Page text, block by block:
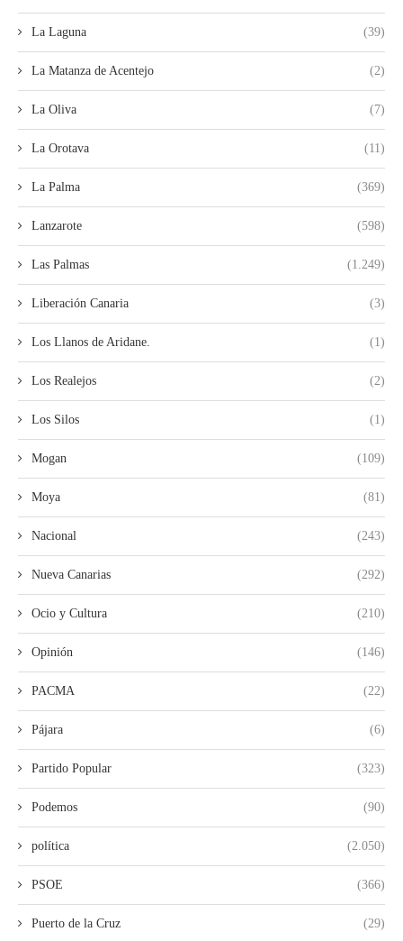
La Laguna (39)
La Matanza de Acentejo (2)
La Oliva (7)
La Orotava (11)
La Palma (369)
Lanzarote (598)
Las Palmas (1.249)
Liberación Canaria (3)
Los Llanos de Aridane. (1)
Los Realejos (2)
Los Silos (1)
Mogan (109)
Moya (81)
Nacional (243)
Nueva Canarias (292)
Ocio y Cultura (210)
Opinión (146)
PACMA (22)
Pájara (6)
Partido Popular (323)
Podemos (90)
política (2.050)
PSOE (366)
Puerto de la Cruz (29)